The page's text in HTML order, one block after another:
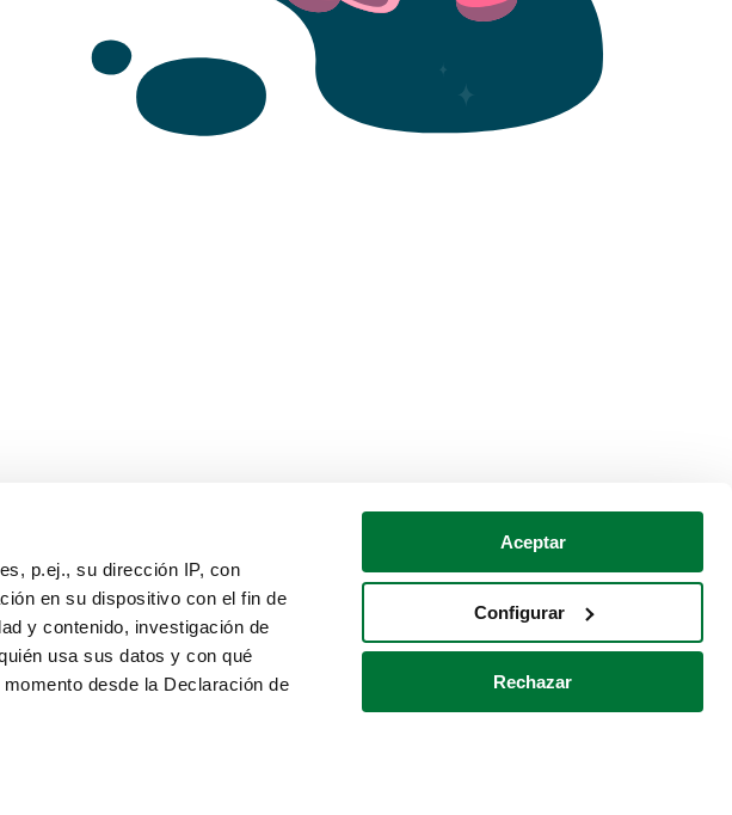
p.ej., su dirección IP, con
en su dispositivo con el fin de
y contenido, investigación de
usa sus datos y con qué
desde la Declaración de
Aceptar
Configurar
Rechazar